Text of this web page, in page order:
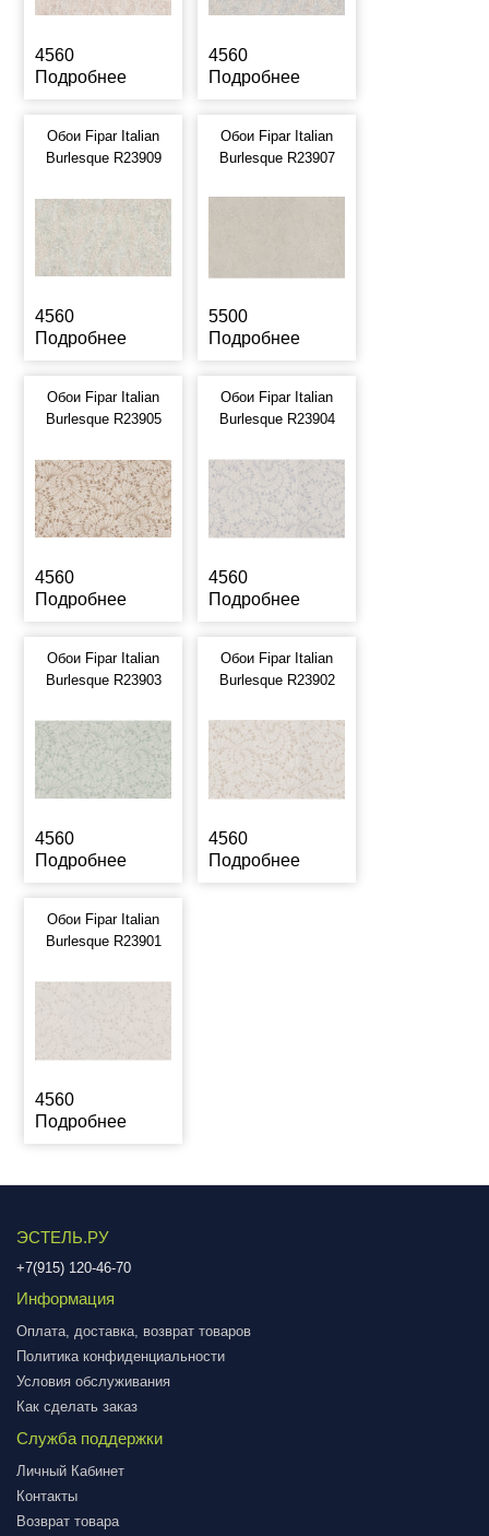
4560
Подробнее
4560
Подробнее
Обои Fipar Italian
Burlesque R23909
4560
Подробнее
Обои Fipar Italian
Burlesque R23907
5500
Подробнее
Обои Fipar Italian
Burlesque R23905
4560
Подробнее
Обои Fipar Italian
Burlesque R23904
4560
Подробнее
Обои Fipar Italian
Burlesque R23903
4560
Подробнее
Обои Fipar Italian
Burlesque R23902
4560
Подробнее
Обои Fipar Italian
Burlesque R23901
4560
Подробнее
ЭСТЕЛЬ.РУ
+7(915) 120-46-70
Информация
Оплата, доставка, возврат товаров
Политика конфиденциальности
Условия обслуживания
Как сделать заказ
Служба поддержки
Личный Кабинет
Контакты
Возврат товара